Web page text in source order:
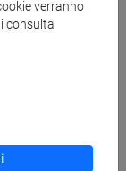
verranno
consulta